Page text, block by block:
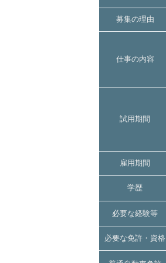
募集の理由
仕事の内容
試用期間
雇用期間
学歴
必要な経験等
必要な免許・資格